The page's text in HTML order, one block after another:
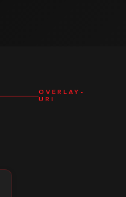
OVERLAY-
URI